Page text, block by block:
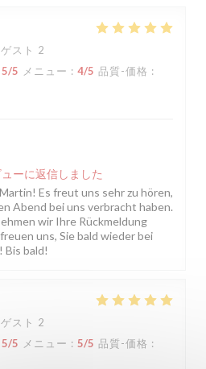
スト 2
5/5 メニュー : 4/5 品質-価格 :
ーに返信しました
Es freut uns sehr zu hören,
Abend bei uns verbracht haben.
wir Ihre Rückmeldung
uns, Sie bald wieder bei
Bis bald!
スト 2
5/5 メニュー : 5/5 品質-価格 :